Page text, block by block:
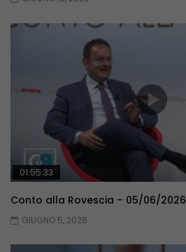
01:55:33
Conto alla Rovescia – 05/06/2026
GIUGNO 5, 2026